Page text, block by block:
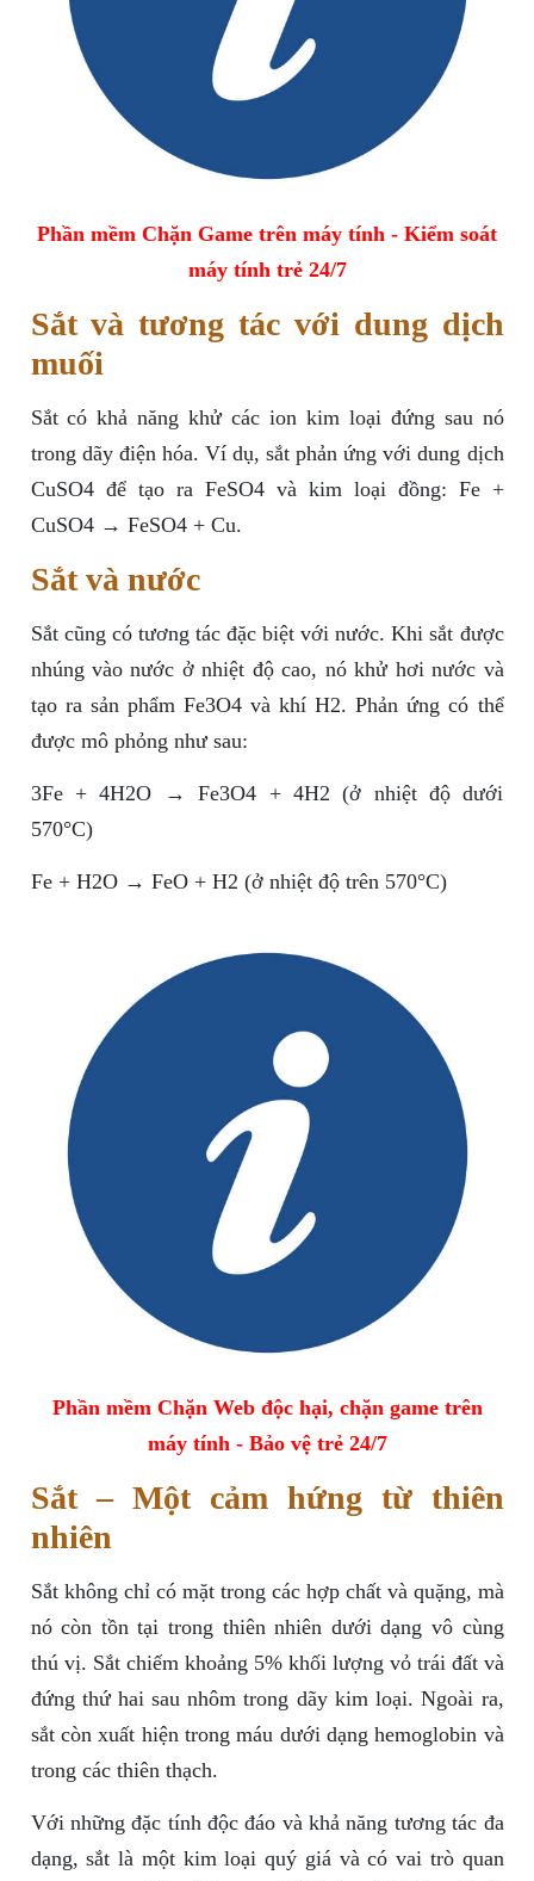
Phần mềm Chặn Game trên máy tính - Kiểm soát
máy tính trẻ 24/7
Sắt và tương tác với dung dịch
muối
Sắt có khả năng khử các ion kim loại đứng sau nó
trong dãy điện hóa. Ví dụ, sắt phản ứng với dung dịch
CuSO4 để tạo ra FeSO4 và kim loại đồng: Fe +
CuSO4 → FeSO4 + Cu.
Sắt và nước
Sắt cũng có tương tác đặc biệt với nước. Khi sắt được
nhúng vào nước ở nhiệt độ cao, nó khử hơi nước và
tạo ra sản phẩm Fe3O4 và khí H2. Phản ứng có thể
được mô phỏng như sau:
3Fe + 4H2O → Fe3O4 + 4H2 (ở nhiệt độ dưới
570°C)
Fe + H2O → FeO + H2 (ở nhiệt độ trên 570°C)
Phần mềm Chặn Web độc hại, chặn game trên
máy tính - Bảo vệ trẻ 24/7
Sắt – Một cảm hứng từ thiên
nhiên
Sắt không chỉ có mặt trong các hợp chất và quặng, mà
nó còn tồn tại trong thiên nhiên dưới dạng vô cùng
thú vị. Sắt chiếm khoảng 5% khối lượng vỏ trái đất và
đứng thứ hai sau nhôm trong dãy kim loại. Ngoài ra,
sắt còn xuất hiện trong máu dưới dạng hemoglobin và
trong các thiên thạch.
Với những đặc tính độc đáo và khả năng tương tác đa
dạng, sắt là một kim loại quý giá và có vai trò quan